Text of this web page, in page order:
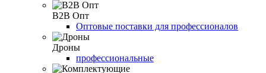
B2B Опт
Оптовые поставки для профессионалов
Дроны
профессиональные